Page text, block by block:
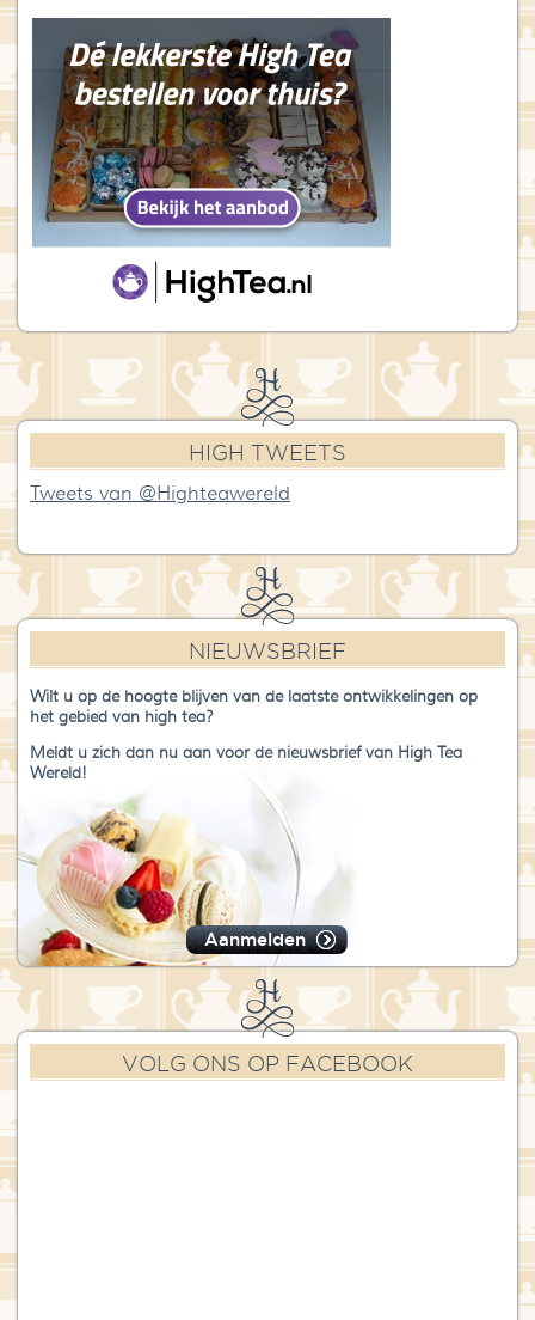
HIGH TWEETS
Tweets van @Highteawereld
NIEUWSBRIEF
Wilt u op de hoogte blijven van de laatste ontwikkelingen op
het gebied van high tea?
Meldt u zich dan nu aan voor de nieuwsbrief van High Tea
Wereld!
Aanmelden
VOLG ONS OP FACEBOOK